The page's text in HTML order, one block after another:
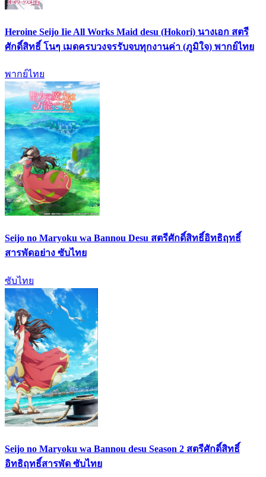
Heroine Seijo Iie All Works Maid desu (Hokori) นางเอก สตรี
ศักดิ์สิทธิ์ โนๆ เมดครบวงจรรับจบทุกงานค่า (ภูมิใจ) พากย์ไทย
พากย์ไทย
Seijo no Maryoku wa Bannou Desu สตรีศักดิ์สิทธิ์อิทธิฤทธิ์
สารพัดอย่าง ซับไทย
ซับไทย
Seijo no Maryoku wa Bannou desu Season 2 สตรีศักดิ์สิทธิ์
อิทธิฤทธิ์สารพัด ซับไทย